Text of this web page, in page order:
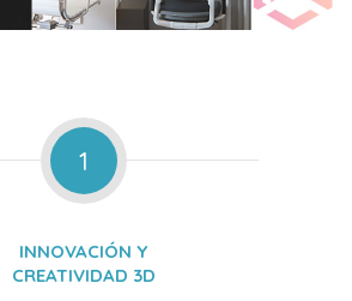
1
INNOVACIÓN Y
CREATIVIDAD 3D